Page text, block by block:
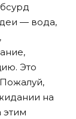
— вода,
Это
на
этим